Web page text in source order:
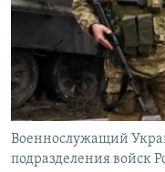
ПОБЕДИТЕЛЕЙ НЕ
КРЫМ.НЕПОКОРЕННЫЙ
ELIFBE
УКРАИНСКАЯ
ПРИСОЕДИНЯЙТЕСЬ!
Все сайты RFE/RL
Военнослужащий
подразделения войск